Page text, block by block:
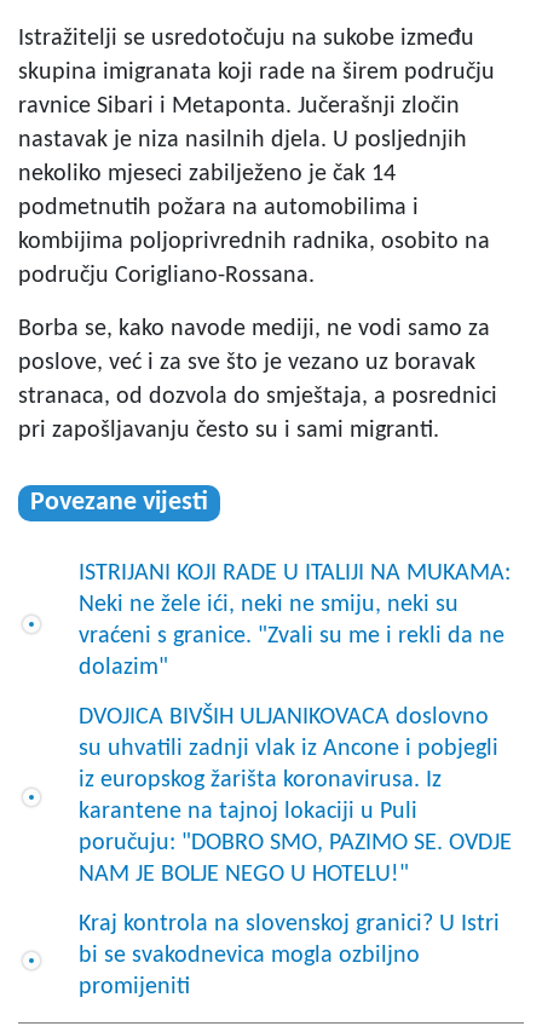
Istražitelji se usredotočuju na sukobe između
skupina imigranata koji rade na širem području
ravnice Sibari i Metaponta. Jučerašnji zločin
nastavak je niza nasilnih djela. U posljednjih
nekoliko mjeseci zabilježeno je čak 14
podmetnutih požara na automobilima i
kombijima poljoprivrednih radnika, osobito na
području Corigliano-Rossana.
Borba se, kako navode mediji, ne vodi samo za
poslove, već i za sve što je vezano uz boravak
stranaca, od dozvola do smještaja, a posrednici
pri zapošljavanju često su i sami migranti.
Povezane vijesti
ISTRIJANI KOJI RADE U ITALIJI NA MUKAMA:
Neki ne žele ići, neki ne smiju, neki su
vraćeni s granice. "Zvali su me i rekli da ne
dolazim"
DVOJICA BIVŠIH ULJANIKOVACA doslovno
su uhvatili zadnji vlak iz Ancone i pobjegli
iz europskog žarišta koronavirusa. Iz
karantene na tajnoj lokaciji u Puli
poručuju: "DOBRO SMO, PAZIMO SE. OVDJE
NAM JE BOLJE NEGO U HOTELU!"
Kraj kontrola na slovenskoj granici? U Istri
bi se svakodnevica mogla ozbiljno
promijeniti